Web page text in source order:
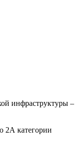
инфраструктуры –
2А категории